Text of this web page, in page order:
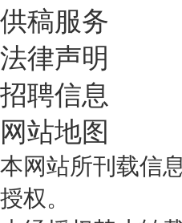
供稿服务
法律声明
招聘信息
网站地图
本网站所刊载信
授权。